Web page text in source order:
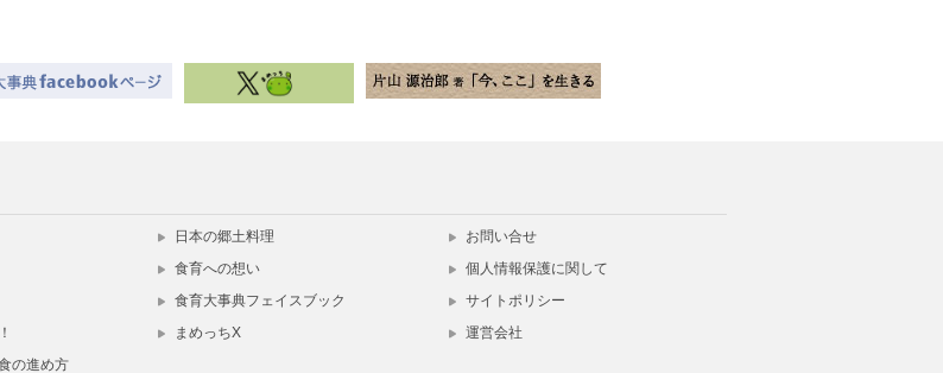
の進め方
日本の郷土料理
食育への想い
食育大事典フェイスブック
まめっちX
お問い合せ
個人情報保護に関して
サイトポリシー
運営会社